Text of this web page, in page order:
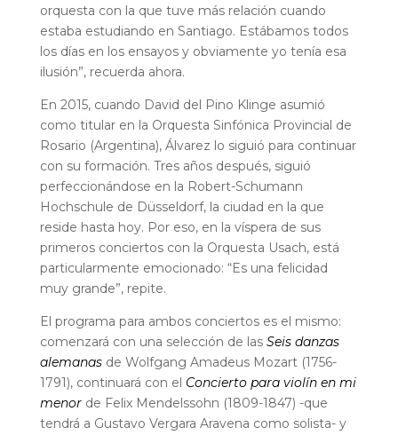
orquesta con la que tuve más relación cuando
estaba estudiando en Santiago. Estábamos todos
los días en los ensayos y obviamente yo tenía esa
ilusión”, recuerda ahora.
En 2015, cuando David del Pino Klinge asumió
como titular en la Orquesta Sinfónica Provincial de
Rosario (Argentina), Álvarez lo siguió para continuar
con su formación. Tres años después, siguió
perfeccionándose en la Robert-Schumann
Hochschule de Düsseldorf, la ciudad en la que
reside hasta hoy. Por eso, en la víspera de sus
primeros conciertos con la Orquesta Usach, está
particularmente emocionado: “Es una felicidad
muy grande”, repite.
El programa para ambos conciertos es el mismo:
comenzará con una selección de las Seis danzas
alemanasde Wolfgang Amadeus Mozart (1756-
1791), continuará con el Concierto para violín en mi
menorde Felix Mendelssohn (1809-1847) -que
tendrá a Gustavo Vergara Aravena como solista- y